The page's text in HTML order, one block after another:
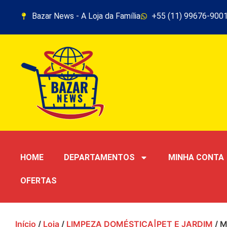
Bazar News - A Loja da Família +55 (11) 99676-9001
HOME DEPARTAMENTOS MINHA CONTA
OFERTAS
Início / Loja / LIMPEZA DOMÉSTICA|PET E JARDIM /